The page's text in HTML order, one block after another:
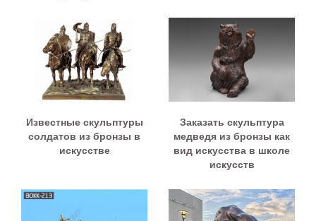
Известные скульптуры
солдатов из бронзы в
искусстве
Заказать скульптура
медведя из бронзы как
вид искусства в школе
искусств